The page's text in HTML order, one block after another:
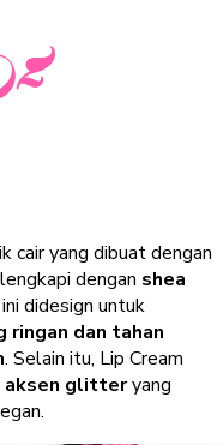
cair yang dibuat dengan
dengan shea
didesign untuk
ringan dan tahan
. Selain itu, Lip Cream
aksen glitteryang